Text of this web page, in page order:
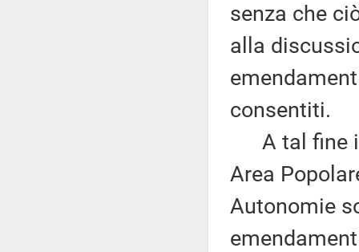
senza che
alla
consentiti.
A tal fine i
Area
Autonomie